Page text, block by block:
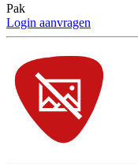
Pak
Login aanvragen